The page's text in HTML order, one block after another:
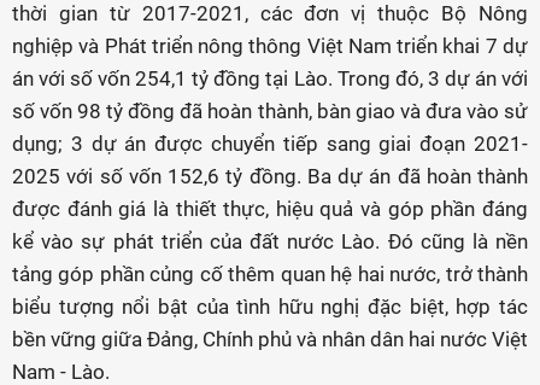
thời gian từ 2017-2021, các đơn vị thuộc Bộ Nông
nghiệp và Phát triển nông thông Việt Nam triển khai 7 dự
án với số vốn 254,1 tỷ đồng tại Lào. Trong đó, 3 dự án với
số vốn 98 tỷ đồng đã hoàn thành, bàn giao và đưa vào sử
dụng; 3 dự án được chuyển tiếp sang giai đoạn 2021-
2025 với số vốn 152,6 tỷ đồng. Ba dự án đã hoàn thành
được đánh giá là thiết thực, hiệu quả và góp phần đáng
kể vào sự phát triển của đất nước Lào. Đó cũng là nền
tảng góp phần củng cố thêm quan hệ hai nước, trở thành
biểu tượng nổi bật của tình hữu nghị đặc biệt, hợp tác
bền vững giữa Đảng, Chính phủ và nhân dân hai nước Việt
Nam - Lào.